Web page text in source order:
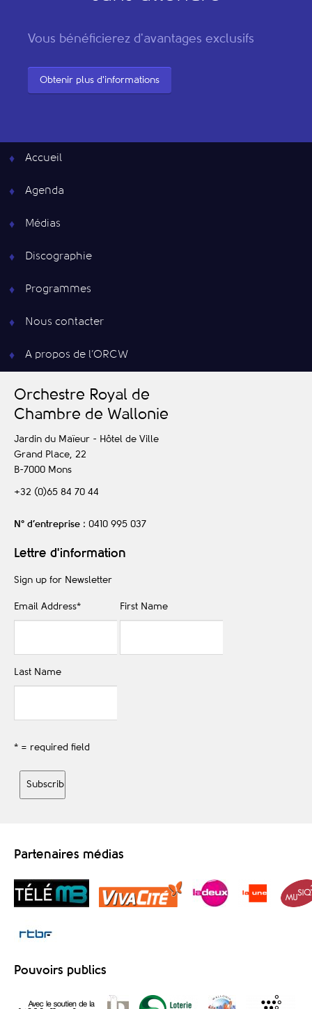
Vous bénéficierez d'avantages exclusifs
Obtenir plus d'informations
Accueil
Agenda
Médias
Discographie
Programmes
Nous contacter
A propos de l’ORCW
Orchestre Royal de
Chambre de Wallonie
Jardin du Maïeur - Hôtel de Ville
Grand Place, 22
B-7000 Mons
+32 (0)65 84 70 44
N° d’entreprise : 0410 995 037
Lettre d'information
Sign up for Newsletter
Email Address* First Name
Last Name
* = required field
Partenaires médias
Pouvoirs publics